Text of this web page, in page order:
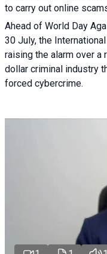
to carry out online
Ahead of World Day
30 July, the
raising the alarm over a
dollar criminal industry
forced cybercrime.